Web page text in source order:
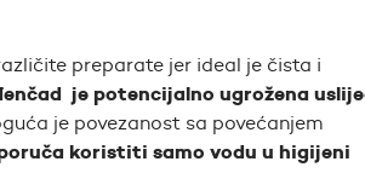
preparate jer ideal je čista i
je potencijalno ugrožena
je povezanost sa povećanjem
koristiti samo vodu u higijeni